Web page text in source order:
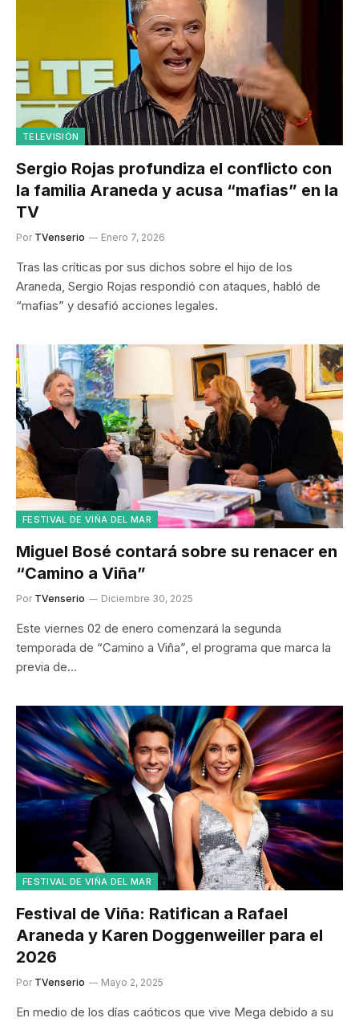
TELEVISIÓN
Sergio Rojas profundiza el conflicto con
la familia Araneda y acusa “mafias” en la
TV
Por TVenserio Enero 7, 2026
Tras las críticas por sus dichos sobre el hijo de los
Araneda, Sergio Rojas respondió con ataques, habló de
“mafias” y desafió acciones legales.
FESTIVAL DE VIÑA DEL MAR
Miguel Bosé contará sobre su renacer en
“Camino a Viña”
Por TVenserio Diciembre 30, 2025
Este viernes 02 de enero comenzará la segunda
temporada de “Camino a Viña”, el programa que marca la
previa de…
FESTIVAL DE VIÑA DEL MAR
Festival de Viña: Ratifican a Rafael
Araneda y Karen Doggenweiller para el
2026
Por TVenserio Mayo 2, 2025
En medio de los días caóticos que vive Mega debido a su